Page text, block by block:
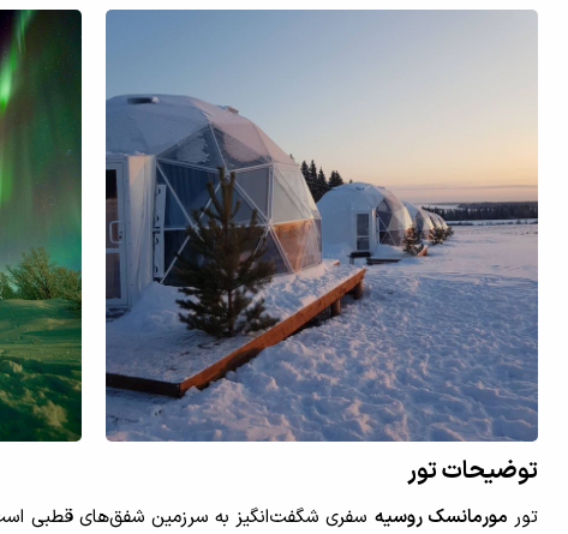
توضیحات تور
تور مورمانسک روسیه سفری شگفت‌انگیز به سرزمین شفق‌های قطبی